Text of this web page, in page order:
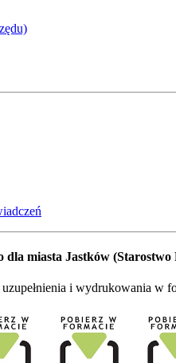
dla miasta Jastków
i wydrukowania w